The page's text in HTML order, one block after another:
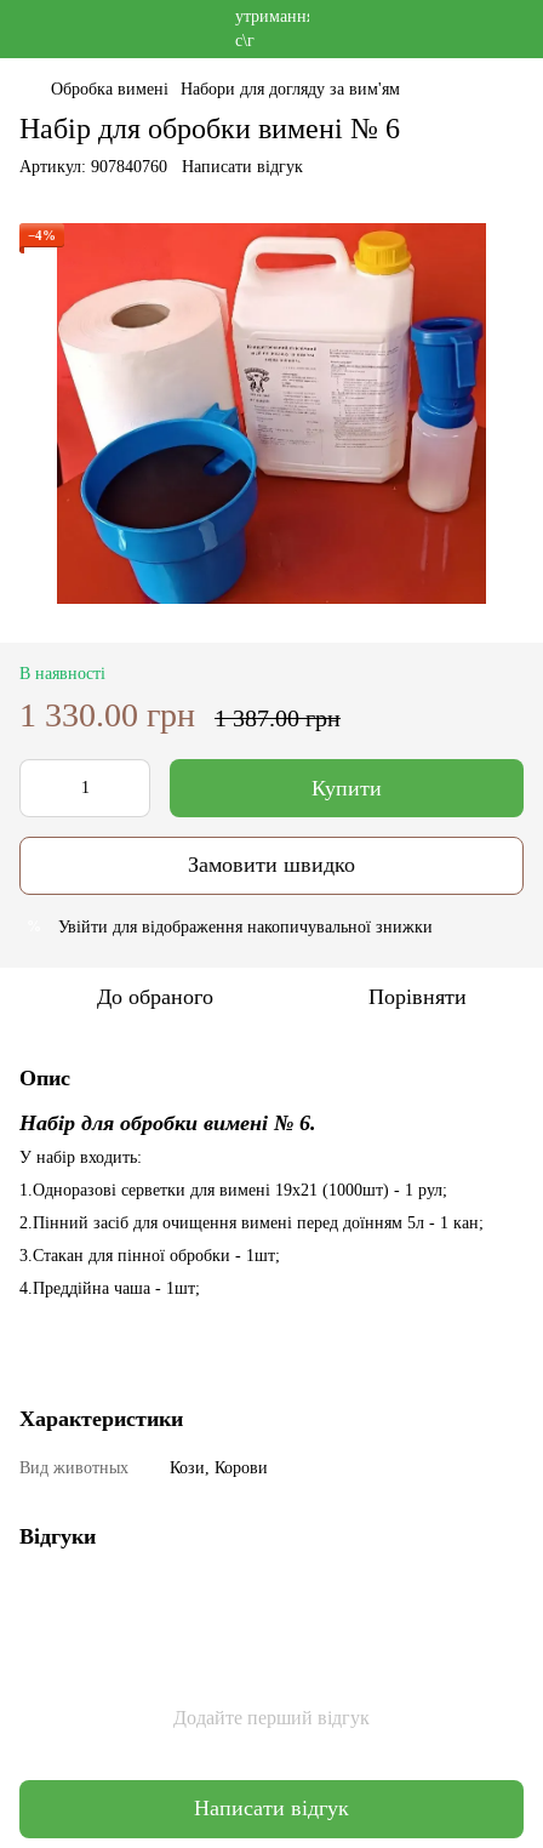
Обробка вимені Набори для догляду за вим'ям
Набір для обробки вимені № 6
Артикул: 907840760 Написати відгук
−4%
В наявності
1 330.00 грн 1 387.00 грн
Купити
Замовити швидко
Увійти для відображення накопичувальної знижки
До обраного Порівняти
Опис
Набір для обробки вимені № 6.
У набір входить:
1.Одноразові серветки для вимені 19х21 (1000шт) - 1 рул;
2.Пінний засіб для очищення вимені перед доїнням 5л - 1 кан;
3.Стакан для пінної обробки - 1шт;
4.Преддійна чаша - 1шт;
Характеристики
Вид животных Кози, Корови
Відгуки
Додайте перший відгук
Написати відгук